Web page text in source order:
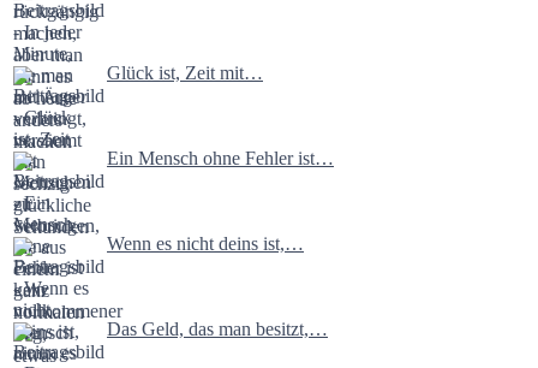
Glück ist, Zeit mit…
Ein Mensch ohne Fehler ist…
Wenn es nicht deins ist,…
Das Geld, das man besitzt,…